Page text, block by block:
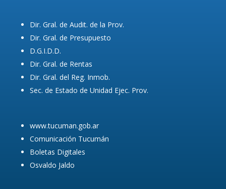
Dir. Gral. de Audit. de la Prov.
Dir. Gral. de Presupuesto
D.G.I.D.D.
Dir. Gral. de Rentas
Dir. Gral. del Reg. Inmob.
Sec. de Estado de Unidad Ejec. Prov.
www.tucuman.gob.ar
Comunicación Tucumán
Boletas Digitales
Osvaldo Jaldo